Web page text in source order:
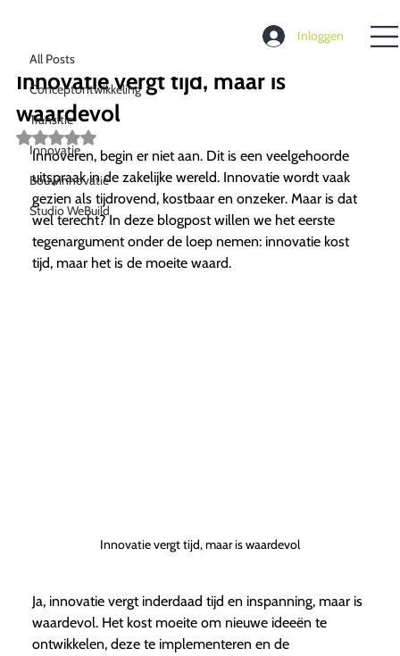
Inloggen
All Posts
Conceptontwikkeling
Transitie
Innovatie
Bouwinnovatie
Studio WeBuild
Innovatie vergt tijd, maar is
waardevol
2 minuten om te lezen
Beoordeeld
met
NaN
uit
5
sterren.
Innoveren, begin er niet aan. Dit is een veelgehoorde
uitspraak in de zakelijke wereld. Innovatie wordt vaak
gezien als tijdrovend, kostbaar en onzeker. Maar is dat
wel terecht? In deze blogpost willen we het eerste
tegenargument onder de loep nemen: innovatie kost
tijd, maar het is de moeite waard.
Innovatie vergt tijd, maar is waardevol
Ja, innovatie vergt inderdaad tijd en inspanning, maar is
waardevol. Het kost moeite om nieuwe ideeën te
ontwikkelen, deze te implementeren en de